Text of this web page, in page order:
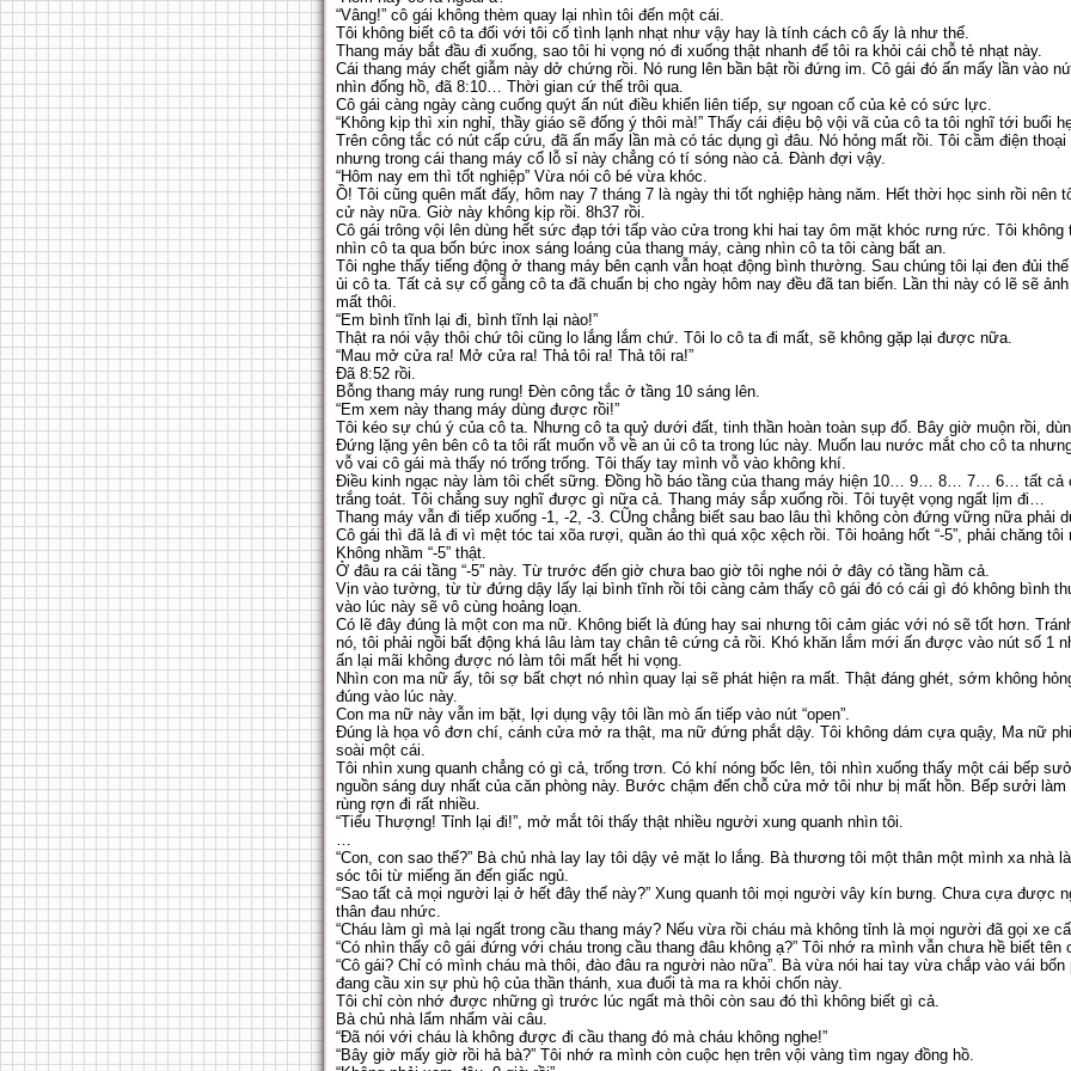
“Vâng!” cô gái không thèm quay lại nhìn tôi đến một cái.
Tôi không biết cô ta đối với tôi cố tình lạnh nhạt như vậy hay là tính cách cô ấy là như thế.
Thang máy bắt đầu đi xuống, sao tôi hi vọng nó đi xuống thật nhanh để tôi ra khỏi cái chỗ tẻ nhạt này.
Cái thang máy chết giẫm này dở chứng rồi. Nó rung lên bần bật rồi đứng im. Cô gái đó ấn mấy lần vào
nhìn đống hồ, đã 8:10… Thời gian cứ thế trôi qua.
Cô gái càng ngày càng cuống quýt ấn nút điều khiển liên tiếp, sự ngoan cố của kẻ có sức lực.
“Không kịp thì xin nghỉ, thầy giáo sẽ đống ý thôi mà!” Thấy cái điệu bộ vội vã của cô ta tôi nghĩ tới buổi
Trên công tắc có nút cấp cứu, đã ấn mấy lần mà có tác dụng gì đâu. Nó hỏng mất rồi. Tôi cầm điện
nhưng trong cái thang máy cổ lỗ sỉ này chẳng có tí sóng nào cả. Đành đợi vậy.
“Hôm nay em thì tốt nghiệp” Vừa nói cô bé vừa khóc.
Ồ! Tôi cũng quên mất đấy, hôm nay 7 tháng 7 là ngày thi tốt nghiệp hàng năm. Hết thời học sinh rồi nên
cử này nữa. Giờ này không kịp rồi. 8h37 rồi.
Cô gái trông vội lên dùng hết sức đạp tới tấp vào cửa trong khi hai tay ôm mặt khóc rưng rức. Tôi không
nhìn cô ta qua bốn bức inox sáng loáng của thang máy, càng nhìn cô ta tôi càng bất an.
Tôi nghe thấy tiếng động ở thang máy bên cạnh vẫn hoạt động bình thường. Sau chúng tôi lại đen đủi
ủi cô ta. Tất cả sự cố gắng cô ta đã chuẩn bị cho ngày hôm nay đều đã tan biến. Lần thi này có lẽ sẽ
mất thôi.
“Em bình tĩnh lại đi, bình tĩnh lại nào!”
Thật ra nói vậy thôi chứ tôi cũng lo lắng lắm chứ. Tôi lo cô ta đi mất, sẽ không gặp lại được nữa.
“Mau mở cửa ra! Mở cửa ra! Thả tôi ra! Thả tôi ra!”
Đã 8:52 rồi.
Bỗng thang máy rung rung! Đèn công tắc ở tầng 10 sáng lên.
“Em xem này thang máy dùng được rồi!”
Tôi kéo sự chú ý của cô ta. Nhưng cô ta quỷ dưới đất, tinh thần hoàn toàn sụp đổ. Bây giờ muộn rồi,
Đứng lặng yên bên cô ta tôi rất muốn vỗ về an ủi cô ta trong lúc này. Muốn lau nước mắt cho cô ta
vỗ vai cô gái mà thấy nó trống trống. Tôi thấy tay mình vỗ vào không khí.
Điều kinh ngạc này làm tôi chết sững. Đồng hồ báo tầng của thang máy hiện 10… 9… 8… 7… 6… tất cả
trắng toát. Tôi chẳng suy nghĩ được gì nữa cả. Thang máy sắp xuống rồi. Tôi tuyệt vọng ngất lịm đi…
Thang máy vẫn đi tiếp xuống -1, -2, -3. CŨng chẳng biết sau bao lâu thì không còn đứng vững nữa phải
Cô gái thì đã lả đi vì mệt tóc tai xõa rượi, quần áo thì quá xộc xệch rồi. Tôi hoảng hốt “-5”, phải chăng tôi
Không nhầm “-5” thật.
Ở đâu ra cái tầng “-5” này. Từ trước đến giờ chưa bao giờ tôi nghe nói ở đây có tầng hầm cả.
Vịn vào tường, từ từ đứng dậy lấy lại bình tĩnh rồi tôi càng cảm thấy cô gái đó có cái gì đó không bình
vào lúc này sẽ vô cùng hoảng loạn.
Có lẽ đây đúng là một con ma nữ. Không biết là đúng hay sai nhưng tôi cảm giác với nó sẽ tốt hơn.
nó, tôi phải ngồi bất động khá lâu làm tay chân tê cứng cả rồi. Khó khăn lắm mới ấn được vào nút số 1
ấn lại mãi không được nó làm tôi mất hết hi vọng.
Nhìn con ma nữ ấy, tôi sợ bất chợt nó nhìn quay lại sẽ phát hiện ra mất. Thật đáng ghét, sớm không
đúng vào lúc này.
Con ma nữ này vẫn im bặt, lợi dụng vậy tôi lần mò ấn tiếp vào nút “open”.
Đúng là họa vô đơn chí, cánh cửa mở ra thật, ma nữ đứng phắt dậy. Tôi không dám cựa quậy, Ma nữ
soài một cái.
Tôi nhìn xung quanh chẳng có gì cả, trống trơn. Có khí nóng bốc lên, tôi nhìn xuống thấy một cái bếp
nguồn sáng duy nhất của căn phòng này. Bước chậm đến chỗ cửa mở tôi như bị mất hồn. Bếp sưởi
rùng rợn đi rất nhiều.
“Tiểu Thượng! Tỉnh lại đi!”, mở mắt tôi thấy thật nhiều người xung quanh nhìn tôi.
…
“Con, con sao thế?” Bà chủ nhà lay lay tôi dậy vẻ mặt lo lắng. Bà thương tôi một thân một mình xa nhà
sóc tôi từ miếng ăn đến giấc ngủ.
“Sao tất cả mọi người lại ở hết đây thế này?” Xung quanh tôi mọi người vây kín bưng. Chưa cựa được
thân đau nhức.
“Cháu làm gì mà lại ngất trong cầu thang máy? Nếu vừa rồi cháu mà không tỉnh là mọi người đã gọi xe
“Có nhìn thấy cô gái đứng với cháu trong cầu thang đâu không ạ?” Tôi nhớ ra mình vẫn chưa hề biết tên
“Cô gái? Chỉ có mình cháu mà thôi, đào đâu ra người nào nữa”. Bà vừa nói hai tay vừa chắp vào vái
đang cầu xin sự phù hộ của thần thánh, xua đuổi tà ma ra khỏi chốn này.
Tôi chỉ còn nhớ được những gì trước lúc ngất mà thôi còn sau đó thì không biết gì cả.
Bà chủ nhà lẩm nhẩm vài câu.
“Đã nói với cháu là không được đi cầu thang đó mà cháu không nghe!”
“Bây giờ mấy giờ rồi hả bà?” Tôi nhớ ra mình còn cuộc hẹn trên vội vàng tìm ngay đồng hồ.